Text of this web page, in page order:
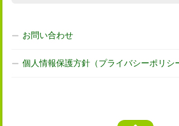
お問い合わせ
個人情報保護方針（プライバシーポリシ